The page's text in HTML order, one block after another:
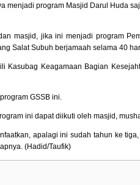
menjadi program Masjid Darul Huda
masjid, jika ini menjadi program
Salat Subuh berjamaah selama 40
Kasubag Keagamaan Bagian
GSSB ini.
ini dapat diikuti oleh masjid,
apalagi ini sudah tahun ke
(Hadid/Taufik)